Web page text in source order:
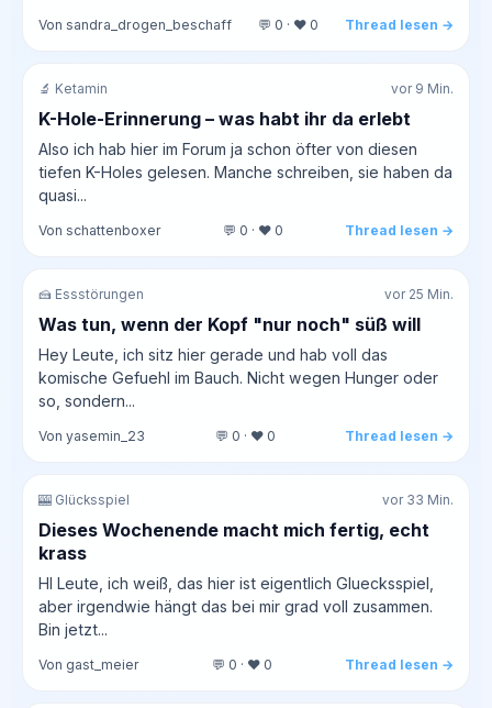
Von sandra_drogen_beschaff 💬 0 · ❤️ 0 Thread lesen →
🔬 Ketamin vor 9 Min.
K-Hole-Erinnerung – was habt ihr da erlebt
Also ich hab hier im Forum ja schon öfter von diesen
tiefen K-Holes gelesen. Manche schreiben, sie haben da
quasi...
Von schattenboxer 💬 0 · ❤️ 0 Thread lesen →
🍰 Essstörungen vor 25 Min.
Was tun, wenn der Kopf "nur noch" süß will
Hey Leute, ich sitz hier gerade und hab voll das
komische Gefuehl im Bauch. Nicht wegen Hunger oder
so, sondern...
Von yasemin_23 💬 0 · ❤️ 0 Thread lesen →
🎰 Glücksspiel vor 33 Min.
Dieses Wochenende macht mich fertig, echt
krass
HI Leute, ich weiß, das hier ist eigentlich Gluecksspiel,
aber irgendwie hängt das bei mir grad voll zusammen.
Bin jetzt...
Von gast_meier 💬 0 · ❤️ 0 Thread lesen →